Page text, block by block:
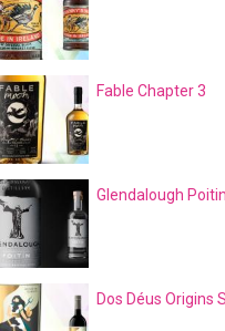
Fable Chapter 3
Glendalough Poitin
Dos Déus Origins